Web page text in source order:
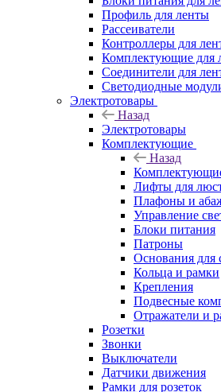
Профиль для ленты
Рассеиватели
Контроллеры для
Комплектующие для
Соединители для
Светодиодные
Электротовары
Назад
Электротовары
Комплектующие
Назад
Лифты для
Плафоны и
Управление
Блоки питания
Патроны
Основания для
Кольца и рамки
Крепления
Подвесные
Отражатели и
Розетки
Звонки
Выключатели
Датчики движения
Рамки для розеток